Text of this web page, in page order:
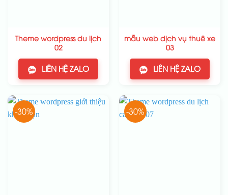
Theme wordpress du lịch
02
LIÊN HỆ ZALO
mẫu web dịch vụ thuê xe
03
LIÊN HỆ ZALO
-30% -30%